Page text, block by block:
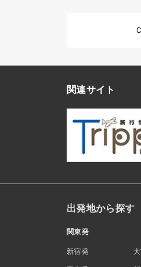
関連サイト
出発地から探す
関東発
新宿発